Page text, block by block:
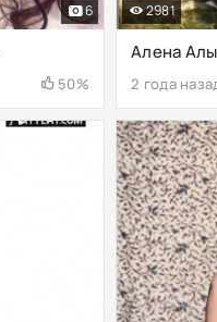
50%
6
Алена
2 года
2981